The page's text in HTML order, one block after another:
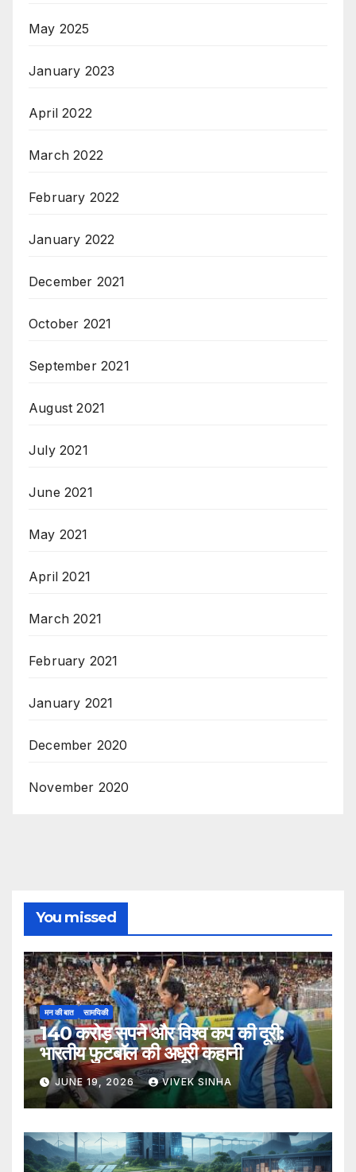
May 2025
January 2023
April 2022
March 2022
February 2022
January 2022
December 2021
October 2021
September 2021
August 2021
July 2021
June 2021
May 2021
April 2021
March 2021
February 2021
January 2021
December 2020
November 2020
You missed
मन की बात सामयिकी
140 करोड़ सपने और विश्व कप की दूरी:
भारतीय फुटबॉल की अधूरी कहानी
JUNE 19, 2026 VIVEK SINHA